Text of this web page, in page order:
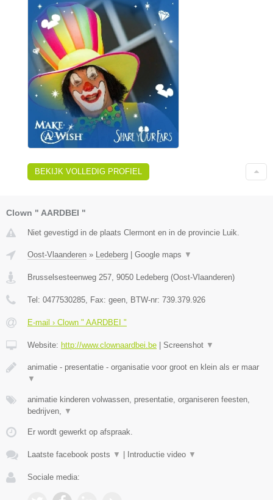
BEKIJK VOLLEDIG PROFIEL
Clown " AARDBEI "
Niet gevestigd in de plaats Clermont en in de provincie Luik.
Oost-Vlaanderen » Ledeberg Google maps ▼
Brusselsesteenweg 257, 9050 Ledeberg (Oost-Vlaanderen)
Tel: 0477530285, Fax: geen, BTW-nr: 739.379.926
E-mail › Clown " AARDBEI "
Website: http://www.clownaardbei.be Screenshot ▼
animatie - presentatie - organisatie voor groot en klein als er maar
▼
animatie kinderen volwassen, presentatie, organiseren feesten,
bedrijven, ▼
Er wordt gewerkt op afspraak.
Laatste facebook posts ▼ Introductie video ▼
Sociale media: